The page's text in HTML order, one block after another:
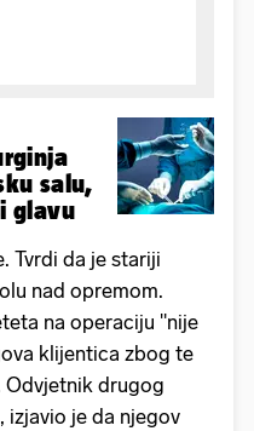
salu,
glavu
Tvrdi da je stariji
nad opremom.
na operaciju "nije
klijentica zbog te
Odvjetnik drugog
izjavio je da njegov